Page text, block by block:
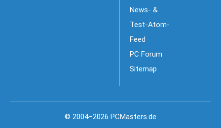
News- &
Test-Atom-
Feed
PC Forum
Sitemap
© 2004–2026 PCMasters.de